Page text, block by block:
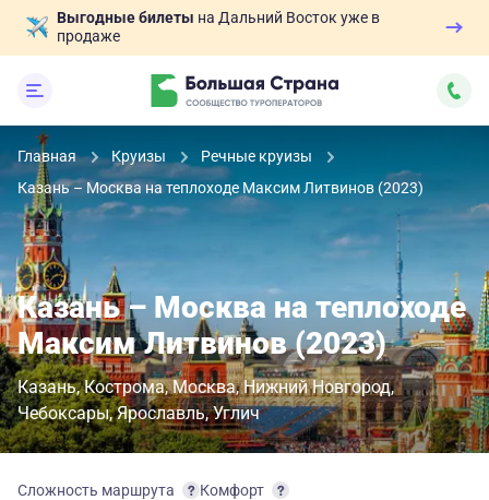
Выгодные билеты на Дальний Восток уже в
продаже
Главная Круизы
Речные круизы
Казань – Москва на теплоходе Максим Литвинов (2023)
Казань – Москва на теплоходе
Максим Литвинов (2023)
Казань Кострома Москва Нижний Новгород
Чебоксары Ярославль Углич
Сложность маршрута Комфорт